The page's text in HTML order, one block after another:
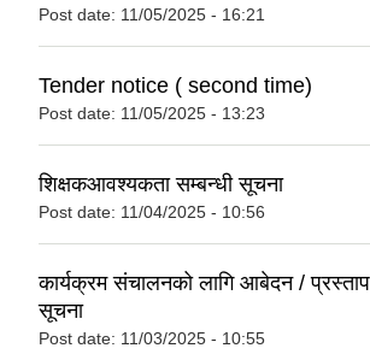
Post date: 11/05/2025 - 16:21
Tender notice ( second time)
Post date: 11/05/2025 - 13:23
शिक्षकआवश्यकता सम्बन्धी सूचना
Post date: 11/04/2025 - 10:56
कार्यक्रम संचालनको लागि आबेदन /
सूचना
Post date: 11/03/2025 - 10:55